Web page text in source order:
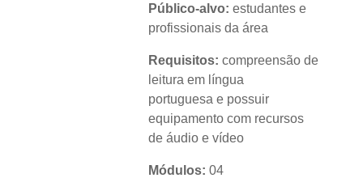
Público-alvo: estudantes e
profissionais da área
Requisitos: compreensão de
leitura em língua
portuguesa e possuir
equipamento com recursos
de áudio e vídeo
Módulos: 04